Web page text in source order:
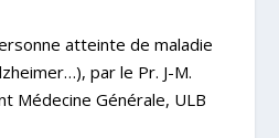
atteinte de maladie
par le Pr. J-M.
Médecine Générale, ULB